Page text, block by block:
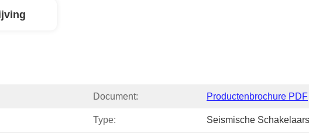
Document: Productenbrochure PDF
Type: Seismische Schakelaars